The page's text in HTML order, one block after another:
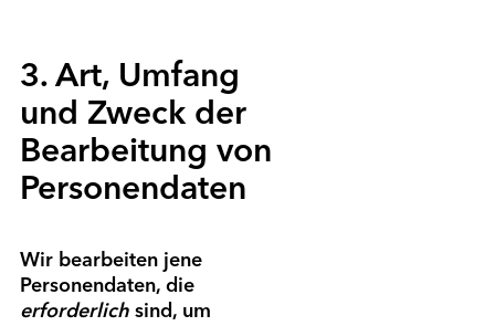
3. Art, Umfang
und Zweck der
Bearbeitung von
Personen­daten
Wir bearbeiten jene
Personen­daten, die
erforderlich sind, um